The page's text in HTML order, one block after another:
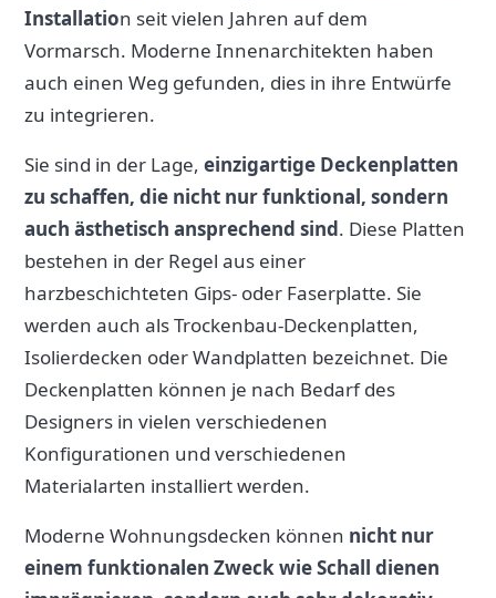
Installation seit vielen Jahren auf dem
Vormarsch. Moderne Innenarchitekten haben
auch einen Weg gefunden, dies in ihre Entwürfe
zu integrieren.
Sie sind in der Lage, einzigartige Deckenplatten
zu schaffen, die nicht nur funktional, sondern
auch ästhetisch ansprechend sind. Diese Platten
bestehen in der Regel aus einer
harzbeschichteten Gips- oder Faserplatte. Sie
werden auch als Trockenbau-Deckenplatten,
Isolierdecken oder Wandplatten bezeichnet. Die
Deckenplatten können je nach Bedarf des
Designers in vielen verschiedenen
Konfigurationen und verschiedenen
Materialarten installiert werden.
Moderne Wohnungsdecken können nicht nur
einem funktionalen Zweck wie Schall dienen